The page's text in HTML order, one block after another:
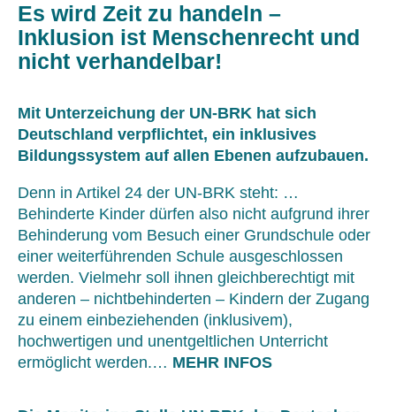
Es wird Zeit zu handeln –
Inklusion ist Menschenrecht und
nicht verhandelbar!
Mit Unterzeichung der UN-BRK hat sich
Deutschland verpflichtet, ein inklusives
Bildungssystem auf allen Ebenen aufzubauen.
Denn in Artikel 24 der UN-BRK steht: …
Behinderte Kinder dürfen also nicht aufgrund ihrer
Behinderung vom Besuch einer Grundschule oder
einer weiterführenden Schule ausgeschlossen
werden. Vielmehr soll ihnen gleichberechtigt mit
anderen – nichtbehinderten – Kindern der Zugang
zu einem einbeziehenden (inklusivem),
hochwertigen und unentgeltlichen Unterricht
ermöglicht werden.… MEHR INFOS